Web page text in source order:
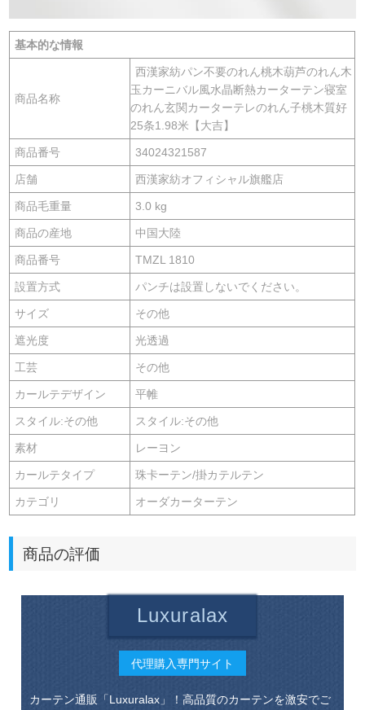
基本的な情報
商品名称
西漢家紡パン不要のれん桃木葫芦のれん木
玉カーニバル風水晶断熱カーターテン寝室
のれん玄関カーターテレのれん子桃木質好
25条1.98米【大吉】
商品番号 34024321587
店舗 西漢家紡オフィシャル旗艦店
商品毛重量 3.0 kg
商品の産地 中国大陸
商品番号 TMZL 1810
設置方式 パンチは設置しないでください。
サイズ その他
遮光度 光透過
工芸 その他
カールテデザイン 平帷
スタイル:その他 スタイル:その他
素材 レーヨン
カールテタイプ 珠卡ーテン/掛カテルテン
カテゴリ オーダカーターテン
商品の評価
Luxuralax
代理購入専門サイト
カーテン通販「Luxuralax」！高品質のカーテンを激安でご